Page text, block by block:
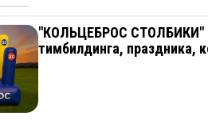
"КОЛЬЦЕБРОС СТОЛБИКИ" -
тимбилдинга, праздника,